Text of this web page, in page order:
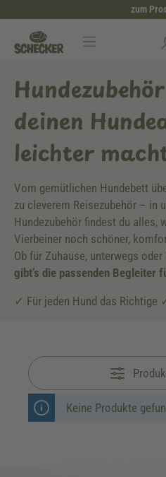
zum
Hundezubehör
deinen
leichter
Vom gemütlichen Hundebett
zu cleverem Reisezubehör – in
Hundezubehör findest du alles,
Vierbeiner noch schöner,
Ob für Zuhause, unterwegs
gibt’s die passenden Begleiter
✓ Für jeden Hund das Richtige
Keine Produkte